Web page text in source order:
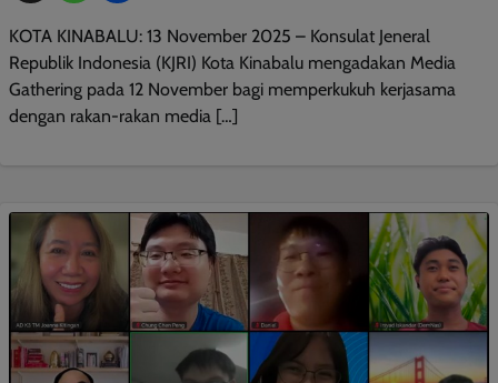
KOTA KINABALU: 13 November 2025 – Konsulat Jeneral
Republik Indonesia (KJRI) Kota Kinabalu mengadakan Media
Gathering pada 12 November bagi memperkukuh kerjasama
dengan rakan-rakan media […]